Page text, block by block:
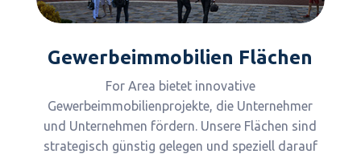
Gewerbeimmobilien Flächen
For Area bietet innovative
Gewerbeimmobilienprojekte, die Unternehmer
und Unternehmen fördern. Unsere Flächen sind
strategisch günstig gelegen und speziell darauf